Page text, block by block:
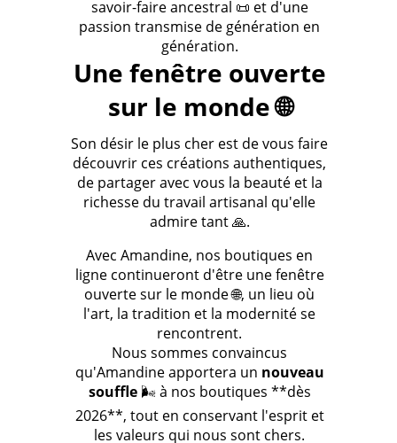
savoir-faire ancestral 📜 et d'une
passion transmise de génération en
génération.
Une fenêtre ouverte
sur le monde 🌐
Son désir le plus cher est de vous faire
découvrir ces créations authentiques,
de partager avec vous la beauté et la
richesse du travail artisanal qu'elle
admire tant 🙏.
Avec Amandine, nos boutiques en
ligne continueront d'être une fenêtre
ouverte sur le monde 🌐, un lieu où
l'art, la tradition et la modernité se
rencontrent.
Nous sommes convaincus
qu'Amandine apportera un nouveau
souffle🌬️ à nos boutiques **dès
2026**, tout en conservant l'esprit et
les valeurs qui nous sont chers.